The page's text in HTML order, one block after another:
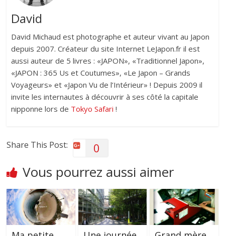
David
David Michaud est photographe et auteur vivant au Japon
depuis 2007. Créateur du site Internet LeJapon.fr il est
aussi auteur de 5 livres : «JAPON», «Traditionnel Japon»,
«JAPON : 365 Us et Coutumes», «Le Japon – Grands
Voyageurs» et «Japon Vu de l’Intérieur» ! Depuis 2009 il
invite les internautes à découvrir à ses côté la capitale
nipponne lors de Tokyo Safari !
Share This Post: 0
Vous pourrez aussi aimer